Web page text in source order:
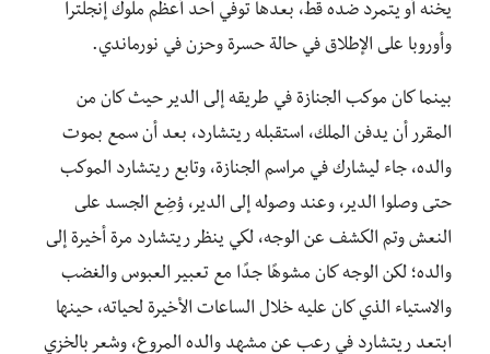
يخنه أو يتمرد ضده قط، بعدها توفي أحد أعظم ملوك إنجلترا
وأوروبا على الإطلاق في حالة حسرة وحزن في نورماندي.
بينما كان موكب الجنازة في طريقه إلى الدير حيث كان من
المقرر أن يدفن الملك، استقبله ريتشارد، بعد أن سمع بموت
والده، جاء ليشارك في مراسم الجنازة، وتابع ريتشارد الموكب
حتى وصلوا الدير، وعند وصوله إلى الدير، وُضِع الجسد على
النعش وتم الكشف عن الوجه، لكي ينظر ريتشارد مرة أخيرة إلى
والده؛ لكن الوجه كان مشوهًا جدًا مع تعبير العبوس والغضب
والاستياء الذي كان عليه خلال الساعات الأخيرة لحياته، حينها
ابتعد ريتشارد في رعب عن مشهد والده المروع، وشعر بالخزي